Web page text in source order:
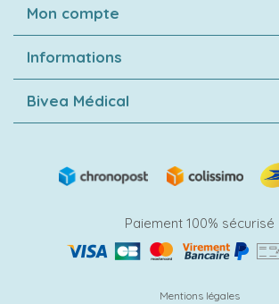
Mon compte
Informations
Bivea Médical
Paiement 100% sécurisé
Mentions légales